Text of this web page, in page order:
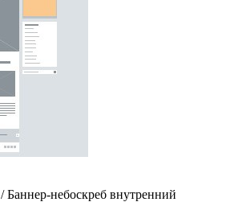
/ Баннер-небоскреб внутренний